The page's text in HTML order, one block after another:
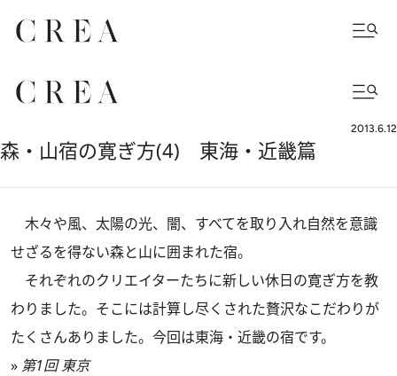
2013.6.12
森・山宿の寛ぎ方(4) 東海・近畿篇
木々や風、太陽の光、闇、すべてを取り入れ自然を意識
せざるを得ない森と山に囲まれた宿。
それぞれのクリエイターたちに新しい休日の寛ぎ方を教
わりました。そこには計算し尽くされた贅沢なこだわりが
たくさんありました。今回は東海・近畿の宿です。
» 第1回 東京